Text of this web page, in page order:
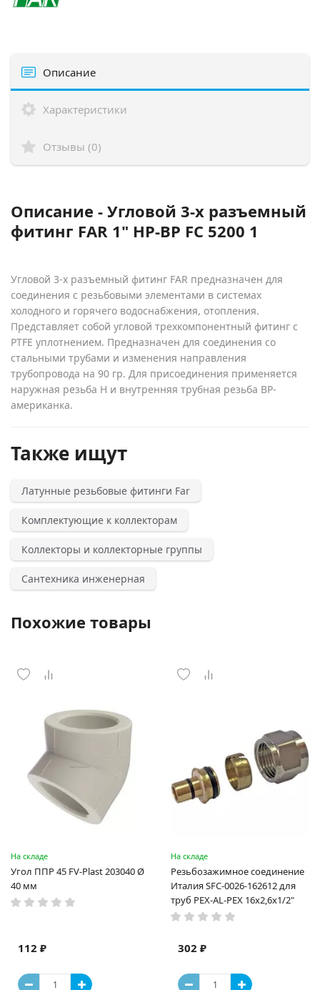
Описание
Характеристики
Отзывы (0)
Описание - Угловой 3-х разъемный
фитинг FAR 1" НР-ВР FC 5200 1
Угловой 3-х разъемный фитинг FAR предназначен для
соединения с резьбовыми элементами в системах
холодного и горячего водоснабжения, отопления.
Представляет собой угловой трехкомпонентный фитинг с
PTFE уплотнением. Предназначен для соединения со
стальными трубами и изменения направления
трубопровода на 90 гр. Для присоединения применяется
наружная резьба H и внутренняя трубная резьба BP-
американка.
Также ищут
Латунные резьбовые фитинги Far
Комплектующие к коллекторам
Коллекторы и коллекторные группы
Сантехника инженерная
Похожие товары
На складе
Угол ППР 45 FV-Plast 203040 Ø
40 мм
112 ₽
На складе
Резьбозажимное соединение
Италия SFC-0026-162612 для
труб PEX-AL-PEX 16х2,6х1/2"
302 ₽